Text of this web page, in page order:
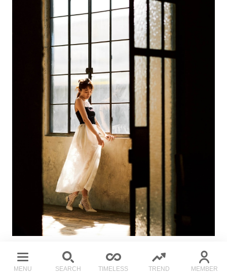
画像引用元／2021年3月28日公開『〈スタイリスト長澤実香のモ
ードの解釈〉エンポリオ アルマーニ×川口春奈』
MENU SEARCH TIMELESS TREND MEMBER